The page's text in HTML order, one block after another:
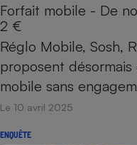
Forfait mobile - De
2 €
Réglo Mobile, Sosh,
proposent
mobile sans
Le 10 avril 2025
ENQUÊTE